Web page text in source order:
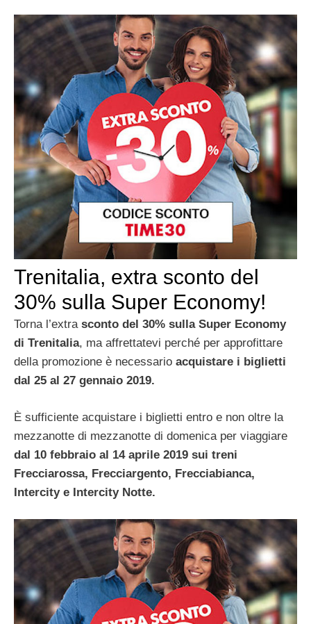
Trenitalia, extra sconto del
30% sulla Super Economy!
Torna l’extra sconto del 30% sulla Super Economy
di Trenitalia, ma affrettatevi perché per approfittare
della promozione è necessario acquistare i biglietti
dal 25 al 27 gennaio 2019.
È sufficiente acquistare i biglietti entro e non oltre la
mezzanotte di mezzanotte di domenica per viaggiare
dal 10 febbraio al 14 aprile 2019 sui treni
Frecciarossa, Frecciargento, Frecciabianca,
Intercity e Intercity Notte.